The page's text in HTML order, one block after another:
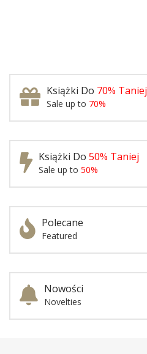
Książki Do 70% Taniej
Sale up to 70%
Książki Do 50% Taniej
Sale up to 50%
Polecane
Featured
Nowości
Novelties